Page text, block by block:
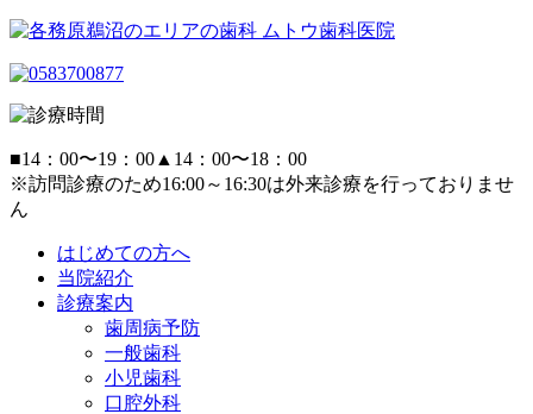
■14：00〜19：00 ▲ 14：00〜18：00
※訪問診療のため16:00～16:30は外来診療を行っておりませ
ん
はじめての方へ
当院紹介
診療案内
歯周病予防
一般歯科
小児歯科
口腔外科